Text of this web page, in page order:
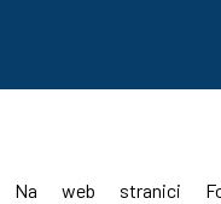
Na web stranici